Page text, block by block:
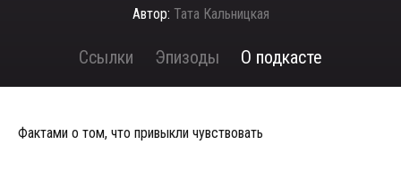
Автор: Тата Кальницкая
Ссылки Эпизоды О подкасте
Фактами о том, что привыкли чувствовать